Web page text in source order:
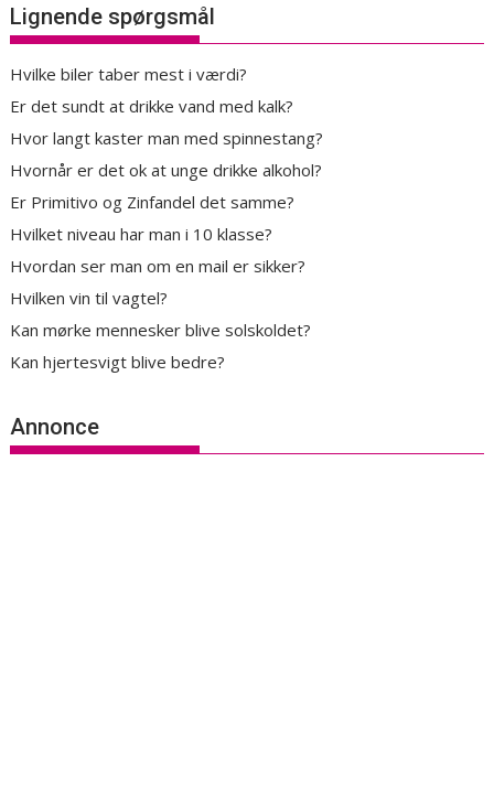
Lignende spørgsmål
Hvilke biler taber mest i værdi?
Er det sundt at drikke vand med kalk?
Hvor langt kaster man med spinnestang?
Hvornår er det ok at unge drikke alkohol?
Er Primitivo og Zinfandel det samme?
Hvilket niveau har man i 10 klasse?
Hvordan ser man om en mail er sikker?
Hvilken vin til vagtel?
Kan mørke mennesker blive solskoldet?
Kan hjertesvigt blive bedre?
Annonce